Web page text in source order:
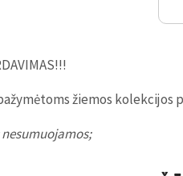
žiemos kolekcijos